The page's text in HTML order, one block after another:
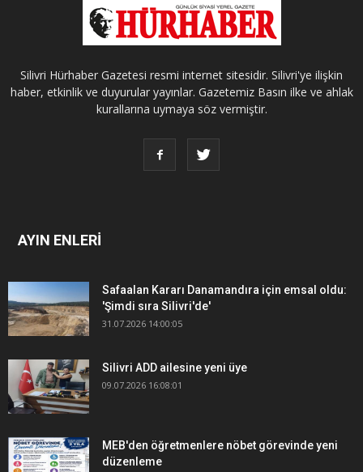
Silivri Hürhaber Gazetesi resmi internet sitesidir. Silivri'ye ilişkin
haber, etkinlik ve duyurular yayınlar. Gazetemiz Basın ilke ve ahlak
kurallarına uymaya söz vermiştir.
AYIN ENLERİ
Safaalan Kararı Danamandıra için emsal oldu:
'Şimdi sıra Silivri'de'
31.07.2026 14:00:05
Silivri ADD ailesine yeni üye
09.07.2026 16:08:01
MEB'den öğretmenlere nöbet görevinde yeni
düzenleme